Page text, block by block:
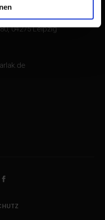
04275 Leipzig